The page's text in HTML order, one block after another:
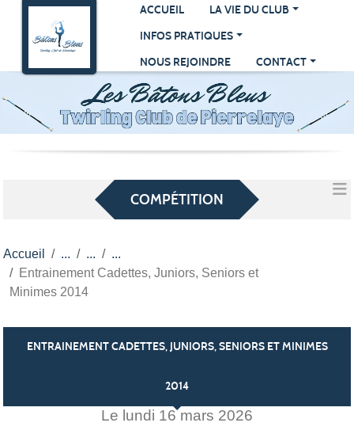
ACCUEIL
LA VIE DU CLUB
INFOS PRATIQUES
NOUS REJOINDRE
CONTACT
COMPÉTITION
Accueil
Entrainement Cadettes, Juniors, Seniors et
Minimes 2014
ENTRAINEMENT CADETTES, JUNIORS, SENIORS ET MINIMES
2014
Le lundi 16 mars 2026
Panneau de gestion des cookies